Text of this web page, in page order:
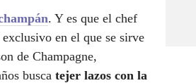
. Y es que el chef
en el que se sirve
de Champagne,
busca tejer lazos con la